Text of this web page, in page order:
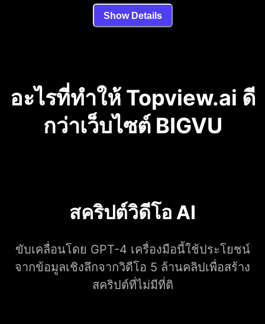
Show Details
อะไรที่ทำให้ Topview.ai ดี
กว่าเว็บไซต์ BIGVU
สคริปต์วิดีโอ AI
ขับเคลื่อนโดย GPT-4 เครื่องมือนี้ใช้ประโยชน์
จากข้อมูลเชิงลึกจากวิดีโอ 5 ล้านคลิปเพื่อสร้าง
สคริปต์ที่ไม่มีที่ติ